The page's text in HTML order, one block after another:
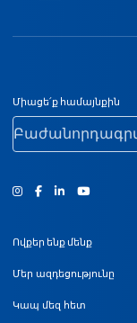
Ստորին
Միացե՛ք համայնքին
Ինստագրամ
ՖեյսբուքՅություբ
Ովքեր ենք մենք
Մեր ազդեցությունը
Կապ մեզ հետ